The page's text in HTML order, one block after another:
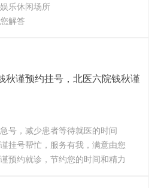
乐休闲场所
解答
秋谨预约挂号，北医六院钱秋谨
号，减少患者等待就医的时间
挂号帮忙，服务有我，满意由您
预约就诊，节约您的时间和精力